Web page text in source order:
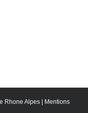
Rhone Alpes |
Mentions